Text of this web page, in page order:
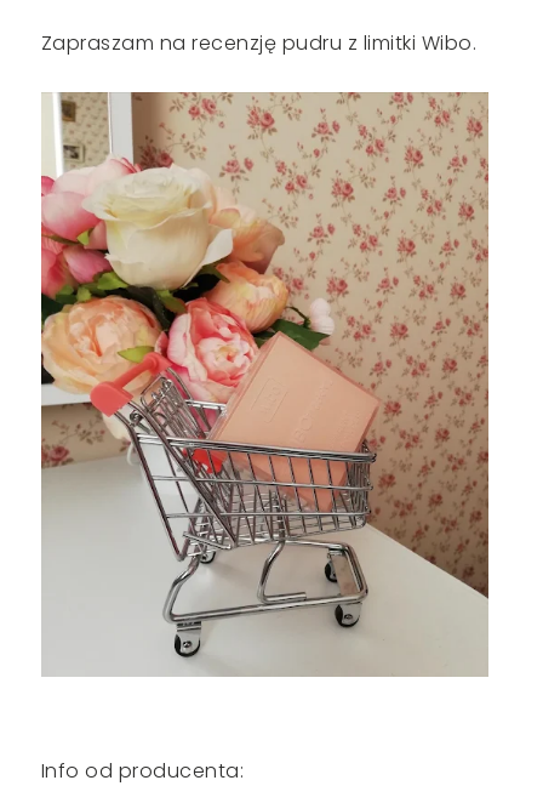
Zapraszam na recenzję pudru z limitki Wibo.
Info od producenta: